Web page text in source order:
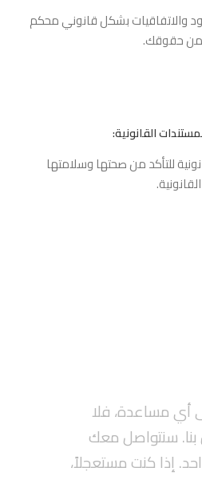
والاتفاقيات بشكل قانوني محكم
حقوقك.
القانونية:
للتأكد من صحتها وسلامتها
القانونية.
أي مساعدة، فلا
بنا. سنتواصل معك
إذا كنت مستعجلاً،